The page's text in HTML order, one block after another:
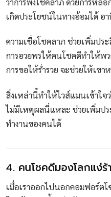
เกิดประโยชน์ในทางอ้อมได้ อ
ความเชื่อโชคลาภ ช่วยเพิ่มปร
การอวยพรให้คนโชคดีทำให้พ
การขอให้ร่ำรวย จะช่วยให้เขา
สิ่งเหล่านี้ทำให้ไวส์แมนเข้าใจ
ไม่มีเหตุผลนี่แหละ ช่วยเพิ่มป
ทำงานของคนได้
4. คนโชคดีมองโลกแง่ร้
เมื่อเราออกไปนอกคอมฟอร์ต